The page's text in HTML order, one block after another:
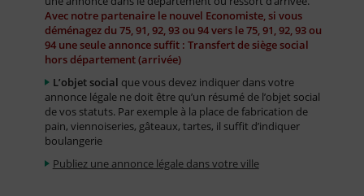
Avec notre partenaire le nouvel Economiste, si vous
déménagez du 75, 91, 92, 93 ou 94 vers le 75, 91, 92, 93 ou
94 une seule annonce suffit : Transfert de siège social
hors département (arrivée)
L’objet social que vous devez indiquer dans votre
annonce légale ne doit être qu’un résumé de l’objet social
de vos statuts. Par exemple à la place de fabrication de
pain, viennoiseries, gâteaux, tartes, il suffit d’indiquer
boulangerie
Publiez une annonce légale dans votre ville